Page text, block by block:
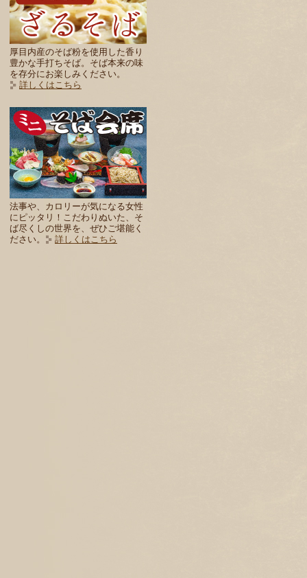
厚目内産のそば粉を使用した香り
豊かな手打ちそば。そば本来の味
を存分にお楽しみください。
詳しくはこちら
法事や、カロリーが気になる女性
にピッタリ！こだわりぬいた、そ
ば尽くしの世界を、ぜひご堪能く
ださい。
詳しくはこちら